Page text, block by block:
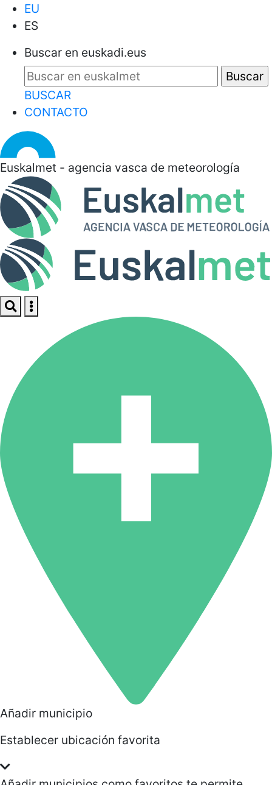
EU
ES
Buscar en euskadi.eus
BUSCAR
CONTACTO
Euskalmet - agencia vasca de meteorología
Añadir municipio
Establecer ubicación favorita